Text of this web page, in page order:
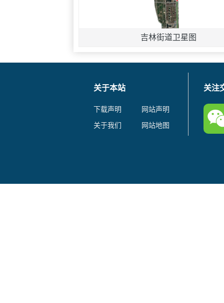
吉林街道卫星图
关于本站
下载声明
网站声明
关于我们
网站地图
关注